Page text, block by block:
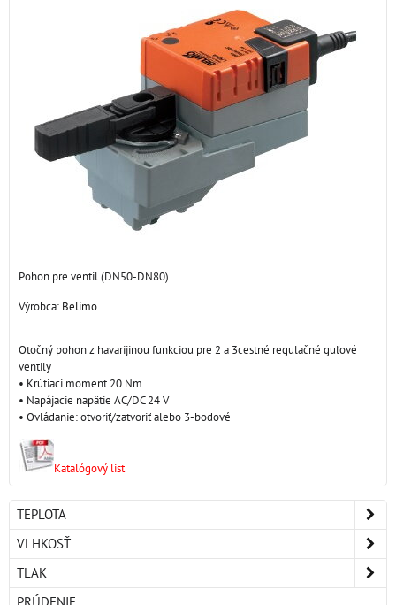
Pohon pre ventil (DN50-DN80)
Výrobca: Belimo
Otočný pohon z havarijinou funkciou pre 2 a 3cestné regulačné guľové
ventily
• Krútiaci moment 20 Nm
• Napájacie napätie AC/DC 24 V
• Ovládanie: otvoriť/zatvoriť alebo 3-bodové
Katalógový list
TEPLOTA
VLHKOSŤ
TLAK